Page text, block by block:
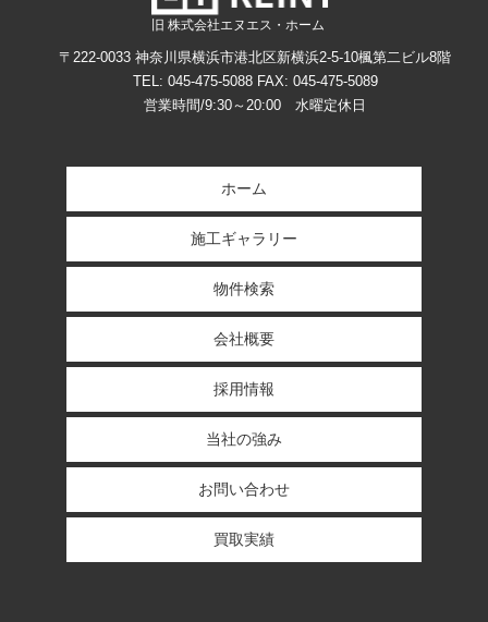
旧 株式会社エヌエス・ホーム
〒222-0033 神奈川県横浜市港北区新横浜2-5-10楓第二ビル8階
TEL: 045-475-5088FAX: 045-475-5089
営業時間/9:30～20:00 水曜定休日
ホーム
施工ギャラリー
物件検索
会社概要
採用情報
当社の強み
お問い合わせ
買取実績